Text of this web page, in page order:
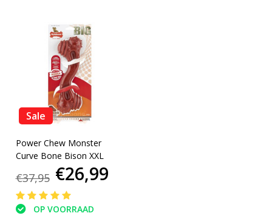
Sale
Power Chew Monster
Curve Bone Bison XXL
€37,95 €26,99
OP VOORRAAD